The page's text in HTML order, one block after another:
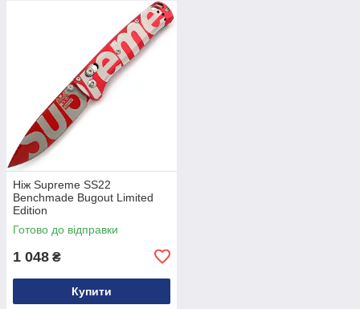
Ніж Supreme SS22
Benchmade Bugout Limited
Edition
Готово до відправки
1 048 ₴
Купити